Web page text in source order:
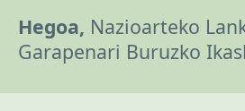
Hegoa, Nazioarteko
Garapenari Buruzko